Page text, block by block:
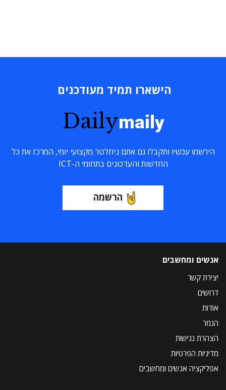
הישארו תמיד מעודכנים
Dailymaily
הירשמו עכשיו ותקבלו גם אתם ניוזלטר מקצועי יומי, המרכז את כל
החדשות והעדכונים בתחומי ה-ICT
הרשמה
אנשים ומחשבים
יצירת קשר
דרושים
אודות
הנמר
הצהרת נגישות
מדיניות הפרטיות
אפליקציה אנשים ומחשבים